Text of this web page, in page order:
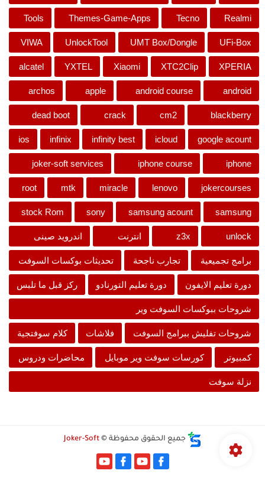
Realmi
Tecno
Themes-Game-Apps
Tools
UFi-Box
UMT Box/Dongle
UnlockTool
VIWA
XPERIA
XTC2Clip
Xiaomi
YXTEL
alcatel
android
android course
apple
archos
blackberry
cm2
crack
dead boot
google acount
icloud
infinity best
infinix
ios
iphone
iphone course
joker-soft services
jokercourses
lenovo
miracle
mtk
root
samsung
samsung acount
sony
stock Rom
unlock
z3x انترنت اندرويد صينى
برامج تجميعية تجارب ناجحة تحديثات بوكسات السوفت
دورة تعليم الايفون دورة تعليم التورنادو ركز قبل ما تلبس
شروحات ببوكسات السوفت وير
شروحات تفليش ببرامج السوفت فلاشات كلام سوفتجية
كمبيوتر كورسات سوفت وير موبايل محاضرات ودروس
نزلة سوفت
جميع الحقوق محفوظة © Joker-Soft